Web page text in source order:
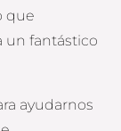
que
un fantástico
ayudarnos